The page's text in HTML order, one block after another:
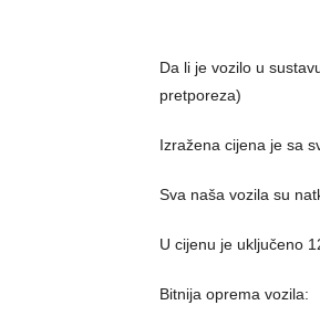
Da li je vozilo u
pretporeza)
Izražena cijena je sa
Sva naša vozila su
U cijenu je uključeno
Bitnija oprema vozila: